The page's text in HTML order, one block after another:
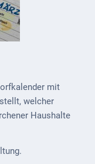
mit
welcher
Haushalte